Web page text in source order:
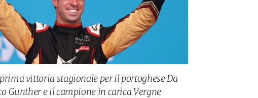
vittoria stagionale per il portoghese Da
Gunther e il campione in carica Vergne